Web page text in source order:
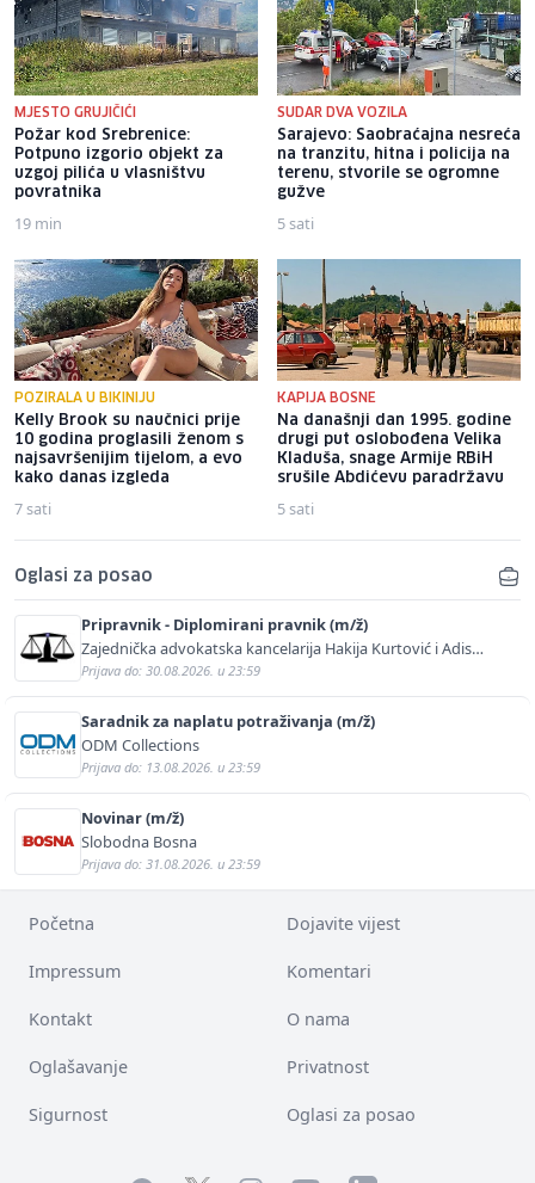
MJESTO GRUJIČIĆI
Požar kod Srebrenice:
Potpuno izgorio objekt za
uzgoj pilića u vlasništvu
povratnika
19 min
SUDAR DVA VOZILA
Sarajevo: Saobraćajna nesreća
na tranzitu, hitna i policija na
terenu, stvorile se ogromne
gužve
5 sati
POZIRALA U BIKINIJU
Kelly Brook su naučnici prije
10 godina proglasili ženom s
najsavršenijim tijelom, a evo
kako danas izgleda
7 sati
KAPIJA BOSNE
Na današnji dan 1995. godine
drugi put oslobođena Velika
Kladuša, snage Armije RBiH
srušile Abdićevu paradržavu
5 sati
Oglasi za posao
Pripravnik - Diplomirani pravnik (m/ž)
Zajednička advokatska kancelarija Hakija Kurtović i Adis
Kurtović
Prijava do: 30.08.2026. u 23:59
Saradnik za naplatu potraživanja (m/ž)
ODM Collections
Prijava do: 13.08.2026. u 23:59
Novinar (m/ž)
Slobodna Bosna
Prijava do: 31.08.2026. u 23:59
Početna Dojavite vijest
Impressum Komentari
Kontakt O nama
Oglašavanje Privatnost
Sigurnost Oglasi za posao